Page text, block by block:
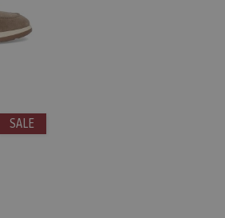
SALE